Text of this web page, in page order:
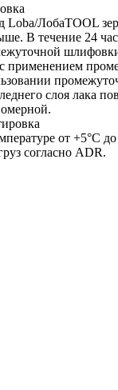
Loba/ЛобаTOOL
В течение 24
применением
слоя лака
от +5°C
согласно ADR.